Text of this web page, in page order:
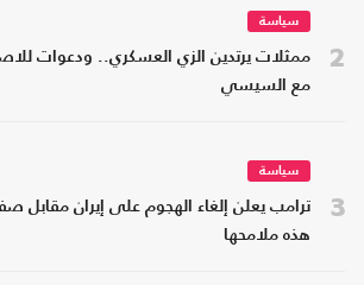
2
سياسة
ممثلات يرتدين الزي العسكري.. ودعوات
مع السيسي
3
سياسة
ترامب يعلن إلغاء الهجوم على إيران مقابل
هذه ملامحها